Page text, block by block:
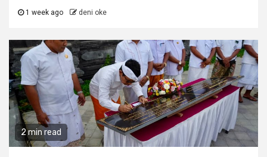
1 week ago deni oke
2 min read